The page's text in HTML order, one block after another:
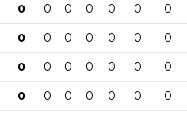
0 0 0 0 0 0 0
0 0 0 0 0 0 0
0 0 0 0 0 0 0
0 0 0 0 0 0 0